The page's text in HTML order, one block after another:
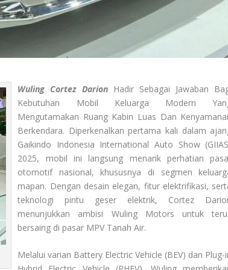
Wuling Cortez DarionHadir Sebagai Jawaban
Kebutuhan Mobil Keluarga Modern
Mengutamakan Ruang Kabin Luas Dan
Berkendara. Diperkenalkan pertama kali dalam
Gaikindo Indonesia International Auto Show
2025, mobil ini langsung menarik perhatian
otomotif nasional, khususnya di segmen
mapan. Dengan desain elegan, fitur elektrifikasi,
teknologi pintu geser elektrik, Cortez
menunjukkan ambisi Wuling Motors untuk
bersaing di pasar MPV Tanah Air.
Melalui varian Battery Electric Vehicle (BEV) dan Plug-